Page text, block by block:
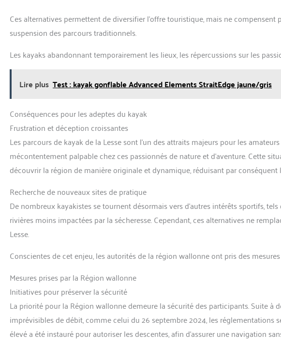
Ces alternatives permettent de diversifier l’offre touristique, mais ne
suspension des parcours traditionnels.
Les kayaks abandonnant temporairement les lieux, les répercussions sur les
Lire plus Test : kayak gonflable Advanced Elements StraitEdge jaune/gris
Conséquences pour les adeptes du kayak
Frustration et déception croissantes
Les parcours de kayak de la Lesse sont l’un des attraits majeurs pour les
mécontentement palpable chez ces passionnés de nature et d’aventure. Cette
découvrir la région de manière originale et dynamique, réduisant par conséquent
Recherche de nouveaux sites de pratique
De nombreux kayakistes se tournent désormais vers d’autres intérêts sportifs,
rivières moins impactées par la sécheresse. Cependant, ces alternatives ne
Lesse.
Conscientes de cet enjeu, les autorités de la région wallonne ont pris des
Mesures prises par la Région wallonne
Initiatives pour préserver la sécurité
La priorité pour la Région wallonne demeure la sécurité des participants. Suite à
imprévisibles de débit, comme celui du 26 septembre 2024, les réglementations
élevé a été instauré pour autoriser les descentes, afin d’assurer une navigation